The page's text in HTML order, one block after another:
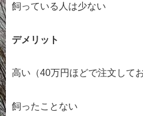
飼っている人は少ない
デメリット
高い（40万円ほどで注文して
飼ったことない